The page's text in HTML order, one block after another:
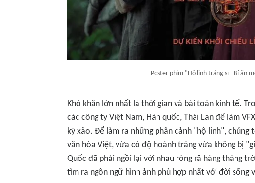
Poster phim "Hộ linh tráng sĩ - Bí ẩn
Khó khăn lớn nhất là thời gian và bài toán kinh tế.
các công ty Việt Nam, Hàn quốc, Thái Lan để làm
kỹ xảo. Để làm ra những phân cảnh "hộ linh", chúng
văn hóa Việt, vừa có độ hoành tráng vừa không bị
Quốc đã phải ngồi lại với nhau ròng rã hàng tháng
tìm ra ngôn ngữ hình ảnh phù hợp nhất với đời sống